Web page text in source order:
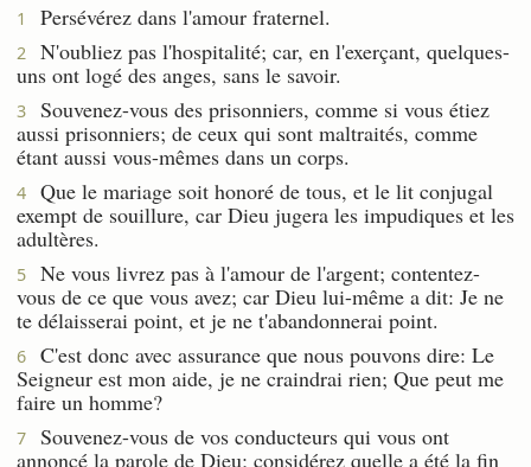
1 Persévérez dans l'amour fraternel.
2
N'oubliez pas l'hospitalité; car, en l'exerçant, quelques-
uns ont logé des anges, sans le savoir.
3
Souvenez-vous des prisonniers, comme si vous étiez
aussi prisonniers; de ceux qui sont maltraités, comme
étant aussi vous-mêmes dans un corps.
4
Que le mariage soit honoré de tous, et le lit conjugal
exempt de souillure, car Dieu jugera les impudiques et les
adultères.
5
Ne vous livrez pas à l'amour de l'argent; contentez-
vous de ce que vous avez; car Dieu lui-même a dit: Je ne
te délaisserai point, et je ne t'abandonnerai point.
6
C'est donc avec assurance que nous pouvons dire: Le
Seigneur est mon aide, je ne craindrai rien; Que peut me
faire un homme?
7
Souvenez-vous de vos conducteurs qui vous ont
annoncé la parole de Dieu; considérez quelle a été la fin